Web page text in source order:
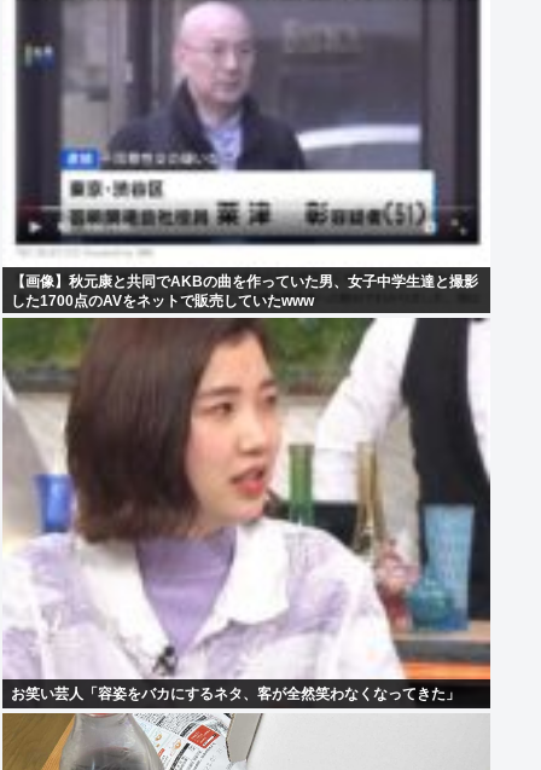
【画像】秋元康と共同でAKBの曲を作っていた男、女子中学生達と撮影
した1700点のAVをネットで販売していたwww
お笑い芸人「容姿をバカにするネタ、客が全然笑わなくなってきた」